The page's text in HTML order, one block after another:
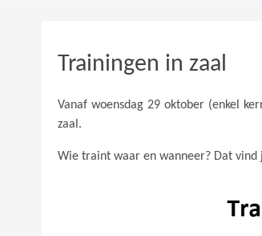
Trainingen in zaal
Vanaf woensdag 29 oktober (enkel
zaal.
Wie traint waar en wanneer? Dat